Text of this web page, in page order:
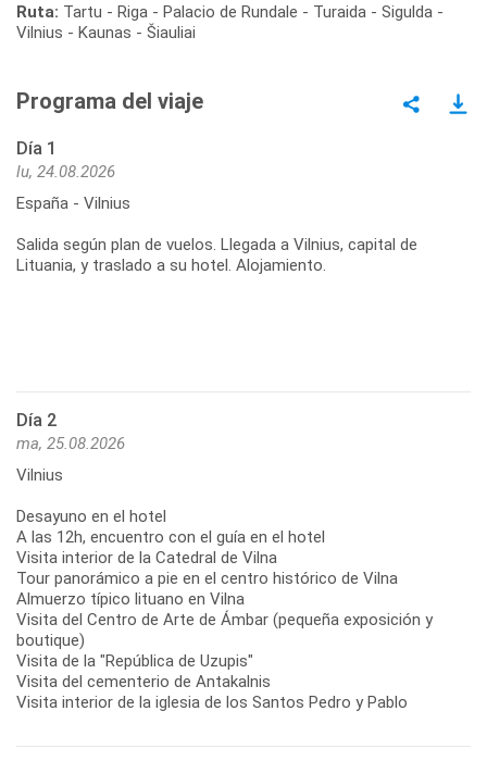
Ruta: Tartu - Riga - Palacio de Rundale - Turaida - Sigulda -
Vilnius - Kaunas - Šiauliai
Programa del viaje
Día 1
lu, 24.08.2026
España - Vilnius
Salida según plan de vuelos. Llegada a Vilnius, capital de
Lituania, y traslado a su hotel. Alojamiento.
Día 2
ma, 25.08.2026
Vilnius
Desayuno en el hotel
A las 12h, encuentro con el guía en el hotel
Visita interior de la Catedral de Vilna
Tour panorámico a pie en el centro histórico de Vilna
Almuerzo típico lituano en Vilna
Visita del Centro de Arte de Ámbar (pequeña exposición y
boutique)
Visita de la "República de Uzupis"
Visita del cementerio de Antakalnis